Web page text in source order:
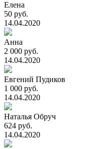
Елена
50 руб.
14.04.2020
Анна
2 000 руб.
14.04.2020
Евгений Пудиков
1 000 руб.
14.04.2020
Наталья Обруч
624 руб.
14.04.2020